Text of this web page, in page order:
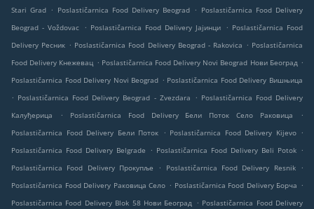
Stari Grad . Poslastičarnica Food Delivery Beograd . Poslastičarnica Food Delivery
Beograd - Voždovac
. Poslastičarnica Food Delivery Јајинци . Poslastičarnica Food
Delivery Ресник . Poslastičarnica Food Delivery Beograd - Rakovica . Poslastičarnica
Food Delivery Кнежевац . Poslastičarnica Food Delivery Novi Beograd Нови Београд .
Poslastičarnica Food Delivery Novi Beograd . Poslastičarnica Food Delivery Вишњица
. Poslastičarnica Food Delivery Beograd - Zvezdara . Poslastičarnica Food Delivery
Калуђерица
. Poslastičarnica Food Delivery Бели Поток Село Раковица
.
Poslastičarnica Food Delivery Бели Поток
. Poslastičarnica Food Delivery Kijevo
.
Poslastičarnica Food Delivery Belgrade
. Poslastičarnica Food Delivery Beli Potok .
Poslastičarnica Food Delivery Прокупље
. Poslastičarnica Food Delivery Resnik
.
Poslastičarnica Food Delivery Раковица Село . Poslastičarnica Food Delivery Борча .
Poslastičarnica Food Delivery Blok 58 Нови Београд . Poslastičarnica Food Delivery